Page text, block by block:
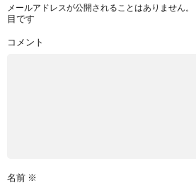
メールアドレスが公開されることはありません。
目です
コメント
名前 ※